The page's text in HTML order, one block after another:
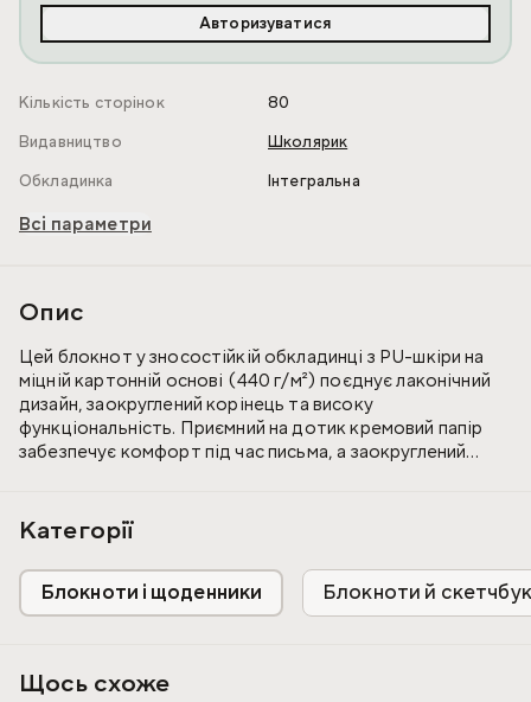
Авторизуватися
Кількість сторінок
80
Видавництво
Школярик
Обкладинка
Інтегральна
Всі параметри
Опис
Цей блокнот у зносостійкій обкладинці з PU-шкіри на
міцній картонній основі (440 г/м²) поєднує лаконічний
дизайн, заокруглений корінець та високу
функціональність. Приємний на дотик кремовий папір
забезпечує комфорт під час письма, а заокруглений
Категорії
Блокноти і щоденники Блокноти й
Щось схоже